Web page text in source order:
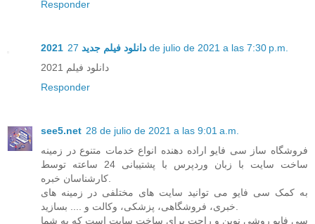
Responder
دانلود فیلم جدید 2021 27 de julio de 2021 a las 7:30 p.m.
دانلود فیلم 2021
Responder
see5.net 28 de julio de 2021 a las 9:01 a.m.
فروشگاه ساز سی فایو اراده دهنده انواع خدمات متنوع در زمینه
ساخت سایت با زبان وردپرس با پشتیبانی 24 ساعته توسط
به کمک سی فایو می توانید سایت های مختلفی در زمینه های
سی فایو روشی نوین و راحت برای ساخت سایت است که به شما